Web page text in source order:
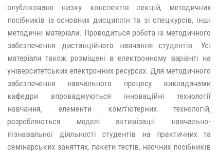
опубліковано низку конспектів лекцій, методичних
посібників із основних дисциплін та зі спецкурсів, інші
методичні матеріали. Проводиться робота із методичного
забезпечення дистанційного навчання студентів. Усі
матеріали також розміщені в електронному варіанті на
університетських електронних ресурсах. Для методичного
забезпечення навчального процесу викладачами
кафедри впроваджуються інноваційні технології
навчання, елементи комп’ютерних технологій,
розробляються моделі активізації навчально-
пізнавальної діяльності студентів на практичних та
семінарських заняттях, пакети тестів, наочних посібників